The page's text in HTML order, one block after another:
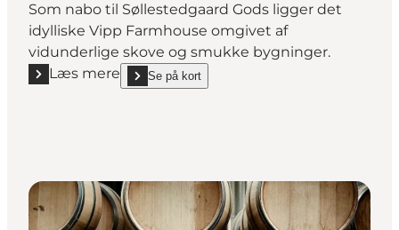
Som nabo til Søllestedgaard Gods ligger det
idylliske Vipp Farmhouse omgivet af
vidunderlige skove og smukke bygninger.
Læs mere
Læs mere "Vipp Farmhouse"
Se på kort
show Vipp Farmhouse on_map